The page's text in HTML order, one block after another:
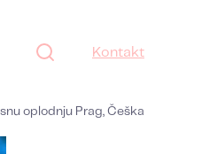
Kontakt
oplodnju Prag, Češka